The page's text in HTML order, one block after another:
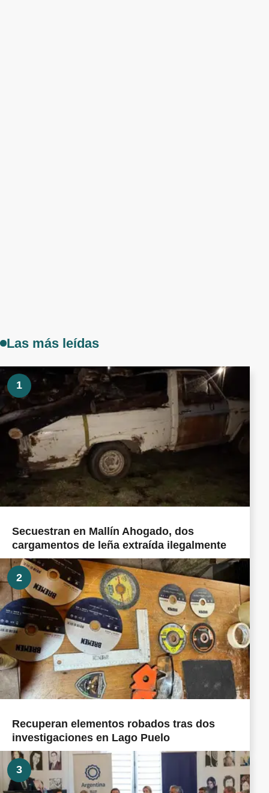
Las más leídas
1
Secuestran en Mallín Ahogado, dos
cargamentos de leña extraída ilegalmente
2
Recuperan elementos robados tras dos
investigaciones en Lago Puelo
3